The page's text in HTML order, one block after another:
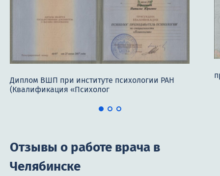
Диплом ВШП при институте психологии РАН
(Квалификация «Психолог
Отзывы о работе врача в
Челябинске